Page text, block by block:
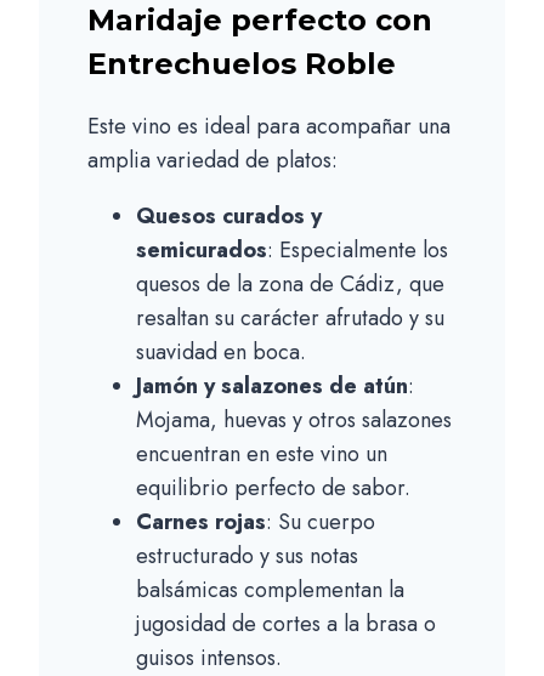
Maridaje perfecto con
Entrechuelos Roble
Este vino es ideal para acompañar una
amplia variedad de platos:
Quesos curados y
semicurados: Especialmente los
quesos de la zona de Cádiz, que
resaltan su carácter afrutado y su
suavidad en boca.
Jamón y salazones de atún:
Mojama, huevas y otros salazones
encuentran en este vino un
equilibrio perfecto de sabor.
Carnes rojas: Su cuerpo
estructurado y sus notas
balsámicas complementan la
jugosidad de cortes a la brasa o
guisos intensos.